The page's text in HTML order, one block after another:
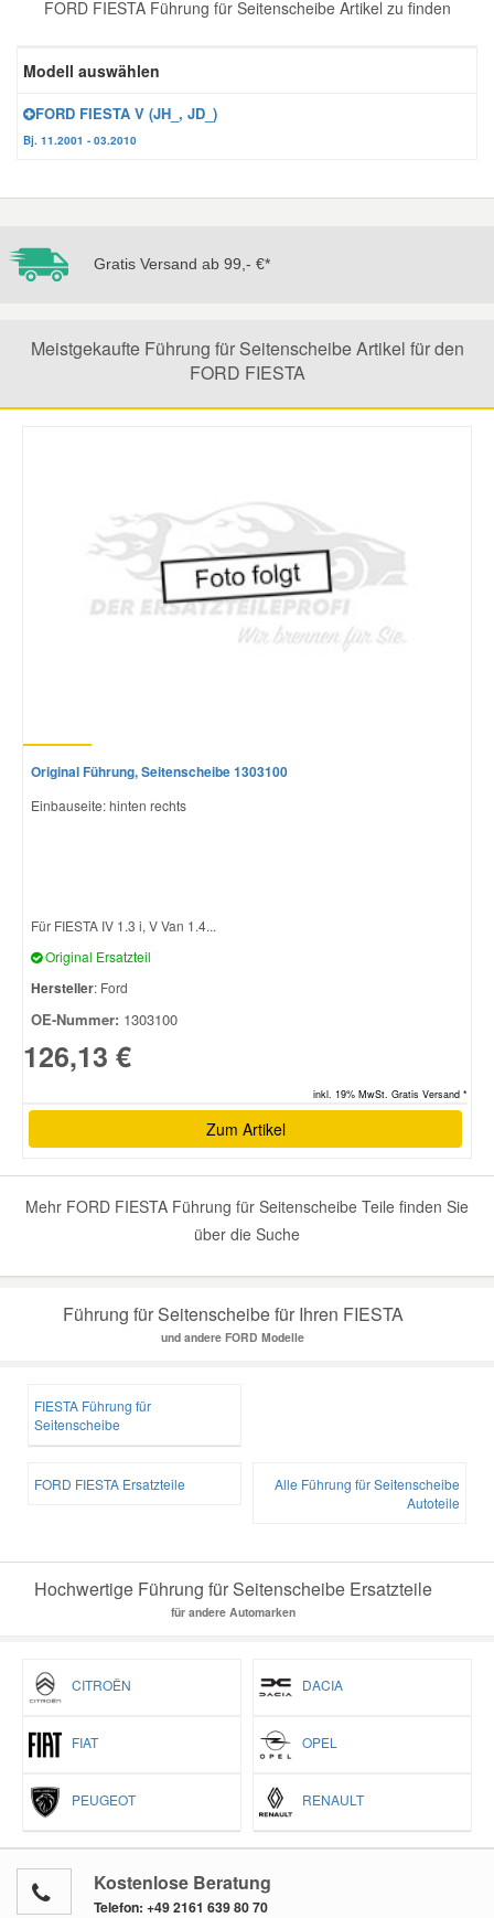
FORD FIESTA Führung für Seitenscheibe Artikel zu finden
Modell auswählen
FORD FIESTA V (JH_, JD_)
Bj. 11.2001 - 03.2010
Gratis Versand ab 99,- €*
Meistgekaufte Führung für Seitenscheibe Artikel für den
FORD FIESTA
Original Führung, Seitenscheibe 1303100
Einbauseite: hinten rechts
Für FIESTA IV 1.3 i, V Van 1.4...
Original Ersatzteil
Hersteller: Ford
OE-Nummer: 1303100
126,13 €
inkl. 19% MwSt. Gratis Versand *
Zum Artikel
Mehr FORD FIESTA Führung für Seitenscheibe Teile finden Sie
über die Suche
Führung für Seitenscheibe für Ihren FIESTA
und andere FORD Modelle
FIESTA Führung für
Seitenscheibe
FORD FIESTA Ersatzteile
Alle Führung für Seitenscheibe
Autoteile
Hochwertige Führung für Seitenscheibe Ersatzteile
für andere Automarken
CITROËN DACIA
FIAT OPEL
PEUGEOT RENAULT
Kostenlose Beratung
Telefon: +49 2161 639 80 70
Zündanlage und Glühanlage
Jeep Ersatzteile
Kia Ersatzteile
Mazda Ersatzteile
Mercedes Ersatzteile
Seat Ersatzteile
Skoda Ersatzteile
Smart Ersatzteile
Suzuki Ersatzteile
Toyota Ersatzteile
Vauxhall Ersatzteile